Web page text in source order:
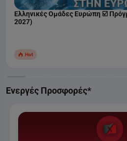
Ελληνικές Ομάδες Ευρώπη ☑️
2027)
Hot
Ενεργές Προσφορές*